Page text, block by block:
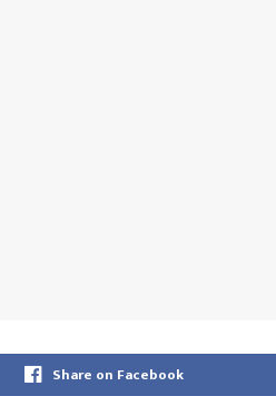
Share on Facebook